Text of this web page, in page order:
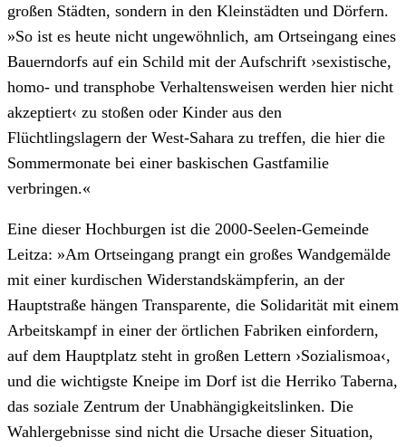
großen Städten, sondern in den Kleinstädten und Dörfern.
»So ist es heute nicht ungewöhnlich, am Ortseingang eines
Bauerndorfs auf ein Schild mit der Aufschrift ›sexistische,
homo- und transphobe Verhaltensweisen werden hier nicht
akzeptiert‹ zu stoßen oder Kinder aus den
Flüchtlingslagern der West-Sahara zu treffen, die hier die
Sommermonate bei einer baskischen Gastfamilie
verbringen.«
Eine dieser Hochburgen ist die 2000-Seelen-Gemeinde
Leitza: »Am Ortseingang prangt ein großes Wandgemälde
mit einer kurdischen Widerstandskämpferin, an der
Hauptstraße hängen Transparente, die Solidarität mit einem
Arbeitskampf in einer der örtlichen Fabriken einfordern,
auf dem Hauptplatz steht in großen Lettern ›Sozialismoa‹,
und die wichtigste Kneipe im Dorf ist die Herriko Taberna,
das soziale Zentrum der Unabhängigkeitslinken. Die
Wahlergebnisse sind nicht die Ursache dieser Situation,